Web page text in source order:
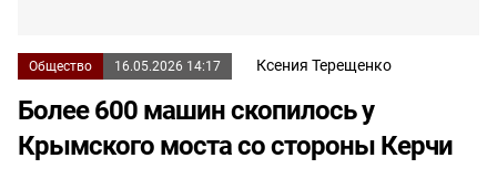
Общество 16.05.2026 14:17 Ксения Терещенко
Более 600 машин скопилось у
Крымского моста со стороны Керчи